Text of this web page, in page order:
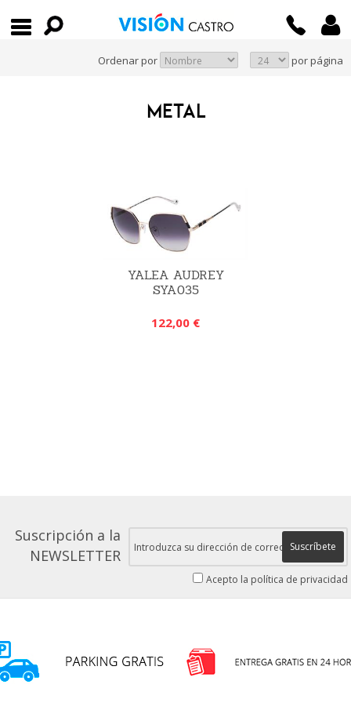
Ordenar por por página
METAL
YALEA AUDREY
SYA035
122,00 €
Suscripción a la
NEWSLETTER
Suscríbete
Acepto la política de privacidad